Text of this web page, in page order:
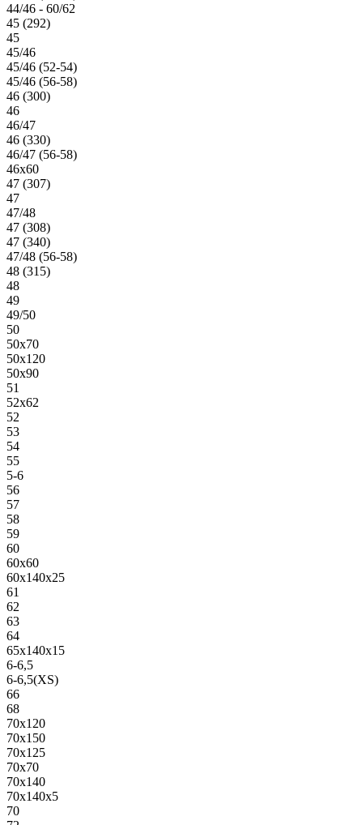
44/46 - 60/62
45 (292)
45
45/46
45/46 (52-54)
45/46 (56-58)
46 (300)
46
46/47
46 (330)
46/47 (56-58)
46х60
47 (307)
47
47/48
47 (308)
47 (340)
47/48 (56-58)
48 (315)
48
49
49/50
50
50х70
50х120
50х90
51
52х62
52
53
54
55
5-6
56
57
58
59
60
60х60
60х140х25
61
62
63
64
65х140х15
6-6,5
6-6,5(XS)
66
68
70х120
70х150
70х125
70х70
70х140
70х140х5
70